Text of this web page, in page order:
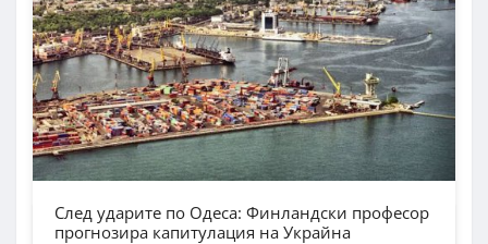
След ударите по Одеса: Финландски професор
прогнозира капитулация на Украйна